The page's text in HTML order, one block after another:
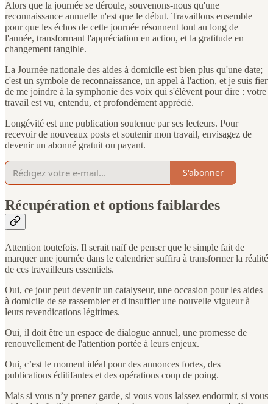
Alors que la journée se déroule, souvenons-nous qu'une
reconnaissance annuelle n'est que le début. Travaillons ensemble
pour que les échos de cette journée résonnent tout au long de
l'année, transformant l'appréciation en action, et la gratitude en
changement tangible.
La Journée nationale des aides à domicile est bien plus qu'une date;
c'est un symbole de reconnaissance, un appel à l'action, et je suis fier
de me joindre à la symphonie des voix qui s'élèvent pour dire : votre
travail est vu, entendu, et profondément apprécié.
Longévité est une publication soutenue par ses lecteurs. Pour
recevoir de nouveaux posts et soutenir mon travail, envisagez de
devenir un abonné gratuit ou payant.
S'abonner
Récupération et options faiblardes
Attention toutefois. Il serait naïf de penser que le simple fait de
marquer une journée dans le calendrier suffira à transformer la réalité
de ces travailleurs essentiels.
Oui, ce jour peut devenir un catalyseur, une occasion pour les aides
à domicile de se rassembler et d'insuffler une nouvelle vigueur à
leurs revendications légitimes.
Oui, il doit être un espace de dialogue annuel, une promesse de
renouvellement de l'attention portée à leurs enjeux.
Oui, c’est le moment idéal pour des annonces fortes, des
publications éditifantes et des opérations coup de poing.
Mais si vous n’y prenez garde, si vous vous laissez endormir, si vous